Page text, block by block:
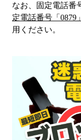
なお、固定電話番
定電話番号「 0879
用ください。